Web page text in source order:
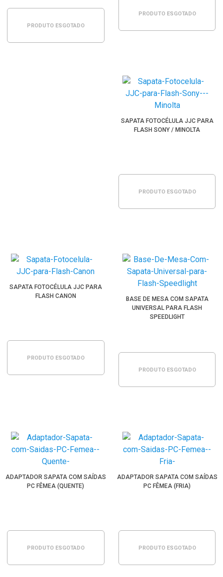
PRODUTO ESGOTADO
PRODUTO ESGOTADO
SAPATA FOTOCÉLULA JJC PARA
FLASH SONY / MINOLTA
PRODUTO ESGOTADO
SAPATA FOTOCÉLULA JJC PARA
FLASH CANON
PRODUTO ESGOTADO
BASE DE MESA COM SAPATA
UNIVERSAL PARA FLASH
SPEEDLIGHT
PRODUTO ESGOTADO
ADAPTADOR SAPATA COM SAÍDAS
PC FÊMEA (QUENTE)
PRODUTO ESGOTADO
ADAPTADOR SAPATA COM SAÍDAS
PC FÊMEA (FRIA)
PRODUTO ESGOTADO